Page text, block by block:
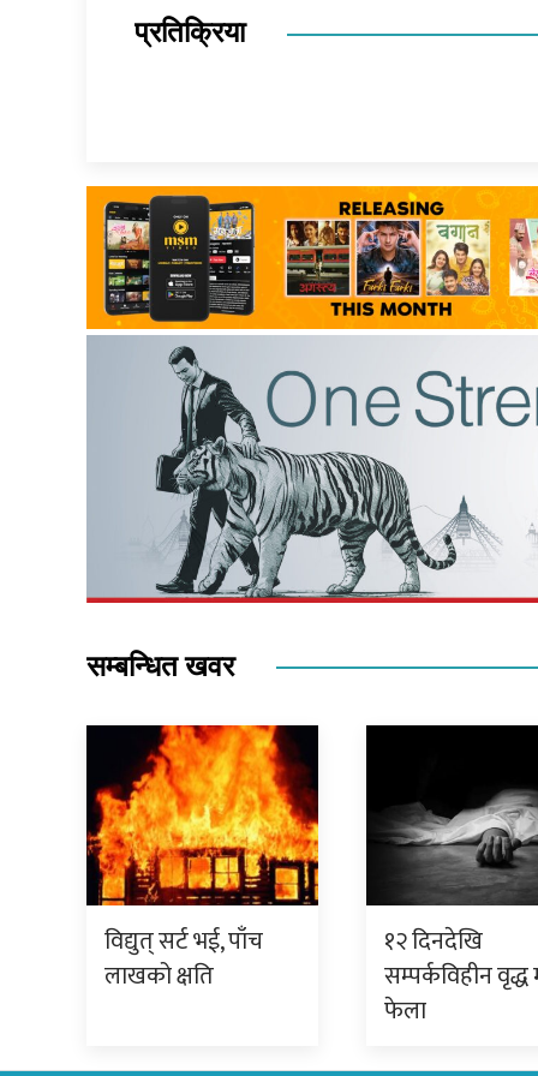
प्रतिक्रिया
सम्बन्धित खवर
विद्युत् सर्ट भई, पाँच
लाखको क्षति
१२ दिनदेखि
सम्पर्कविहीन
फेला